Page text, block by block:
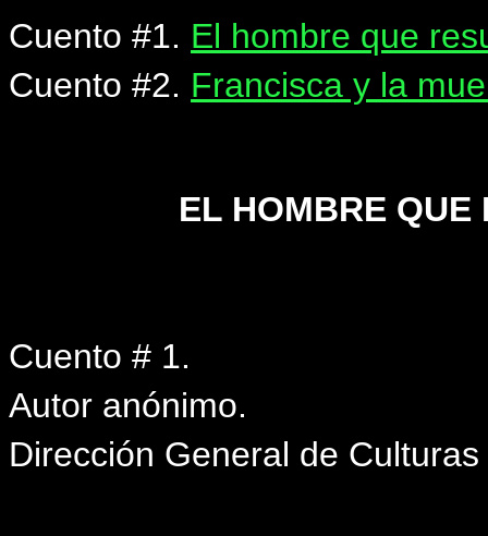
Cuento #1. El hombre que
Cuento #2. Francisca y la
EL HOMBRE QUE
Cuento # 1.
Autor anónimo.
Dirección General de